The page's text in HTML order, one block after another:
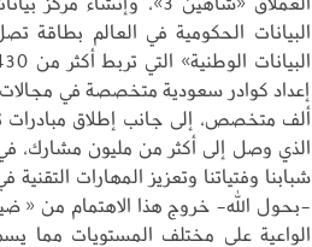
ألف متخصص، إلى جانب إطلاق مبادرات
الذي وصل إلى أكثر من مليون مشارك،
شبابنا وفتياتنا وتعزيز المهارات
-بحول الله- خروج هذا الاهتمام من «
الواعية على مختلف المستويات مما